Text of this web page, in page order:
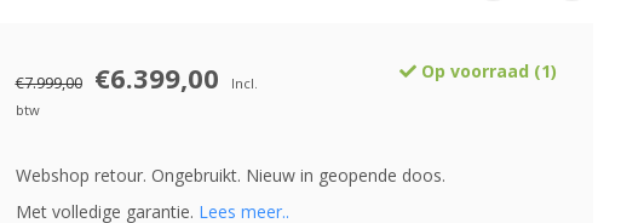
€7.999,00 €6.399,00
Incl.
btw
Op voorraad (1)
Webshop retour. Ongebruikt. Nieuw in geopende doos.
Met volledige garantie. Lees meer..